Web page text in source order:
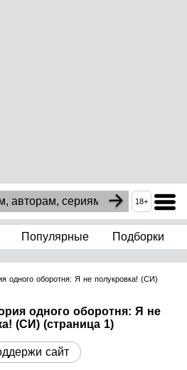
18+
Популярные Подборки
одного оборотня: Я не полукровка! (СИ)
одного оборотня: Я не
(СИ) (страница 1)
сайт